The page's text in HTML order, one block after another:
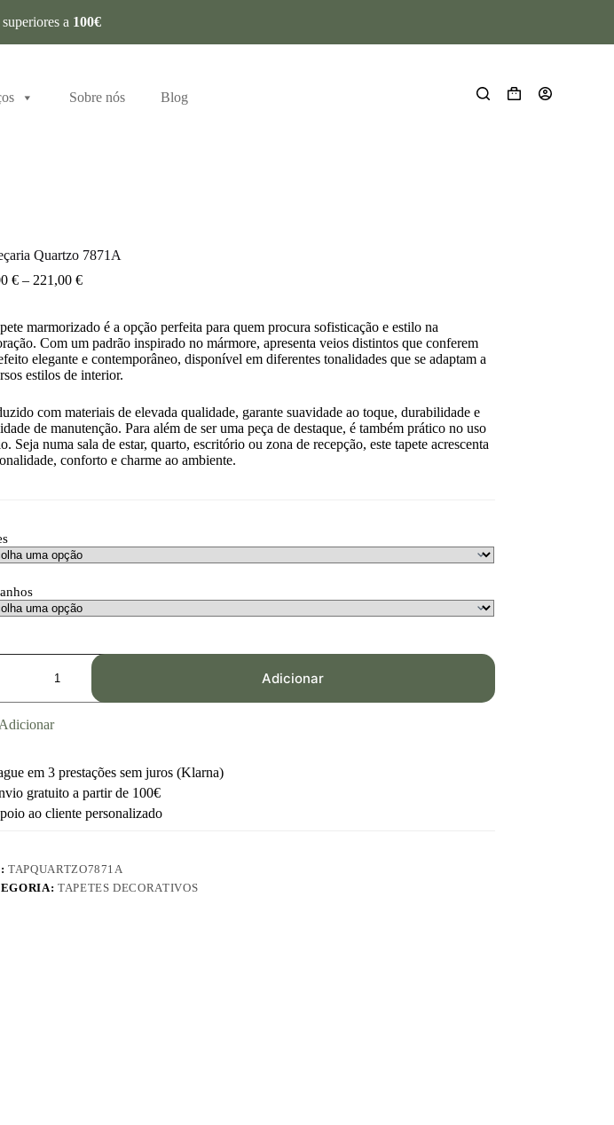
a 100€
Sobre nós Blog
Quartzo 7871A
€ – 221,00 €
marmorizado é a opção perfeita para quem procura sofisticação e estilo na
Com um padrão inspirado no mármore, apresenta veios distintos que conferem
elegante e contemporâneo, disponível em diferentes tonalidades que se adaptam a
estilos de interior.
com materiais de elevada qualidade, garante suavidade ao toque, durabilidade e
de manutenção. Para além de ser uma peça de destaque, é também prático no uso
Seja numa sala de estar, quarto, escritório ou zona de recepção, este tapete acrescenta
conforto e charme ao ambiente.
Adicionar
Adicionar
em 3 prestações sem juros (Klarna)
gratuito a partir de 100€
ao cliente personalizado
TAPQUARTZO7871A
TAPETES DECORATIVOS